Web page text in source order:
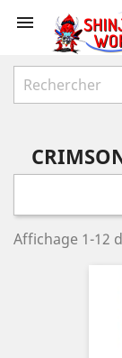

Affichage 1-12